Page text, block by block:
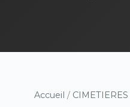
Accueil /